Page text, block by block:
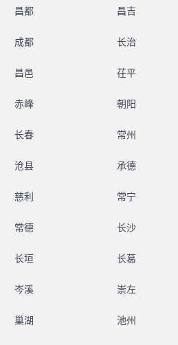
昌都 昌吉
成都 长治
昌邑 茌平
赤峰 朝阳
长春 常州
沧县 承德
慈利 常宁
常德 长沙
长垣 长葛
岑溪 崇左
巢湖 池州